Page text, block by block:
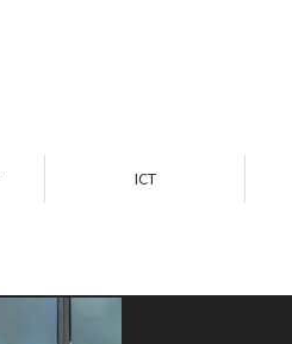
ICT